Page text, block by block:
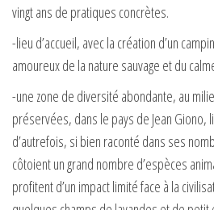
vingt ans de pratiques concrètes.
-lieu d’accueil, avec la création d’un
amoureux de la nature sauvage et du
-une zone de diversité abondante, au
préservées, dans le pays de Jean Giono,
d’autrefois, si bien raconté dans ses
côtoient un grand nombre d’espèces
profitent d’un impact limité face à la